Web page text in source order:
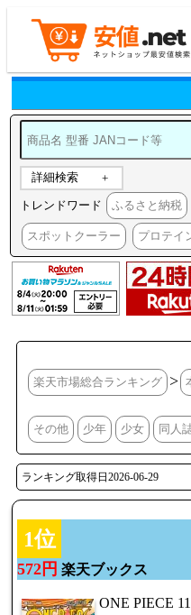
詳細検索
トレンドワード ふるさと納税
スポットクーラー プロテイ
楽天市場総合ランキング >
その他 少年 少女 同人
ランキング取得日2026-06-29
1位
572円 楽天ブックス
ONE PIECE